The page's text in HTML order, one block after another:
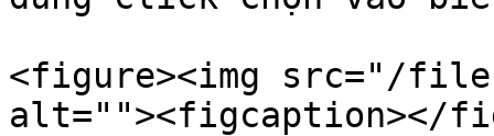
<figure><img src="/files/
alt=""><figcaption></